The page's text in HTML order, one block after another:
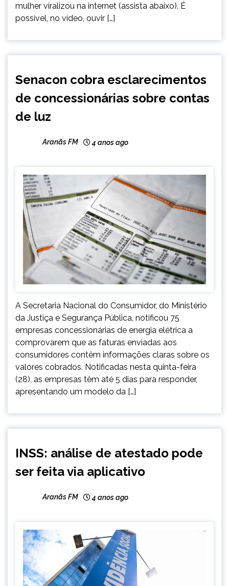
mulher viralizou na internet (assista abaixo). É
possível, no vídeo, ouvir […]
NOTÍCIAS
Senacon cobra esclarecimentos
de concessionárias sobre contas
de luz
Aranãs FM 4 anos ago
A Secretaria Nacional do Consumidor, do Ministério
da Justiça e Segurança Pública, notificou 75
empresas concessionárias de energia elétrica a
comprovarem que as faturas enviadas aos
consumidores contêm informações claras sobre os
valores cobrados. Notificadas nesta quinta-feira
(28), as empresas têm até 5 dias para responder,
apresentando um modelo da […]
NOTÍCIAS
INSS: análise de atestado pode
ser feita via aplicativo
Aranãs FM 4 anos ago